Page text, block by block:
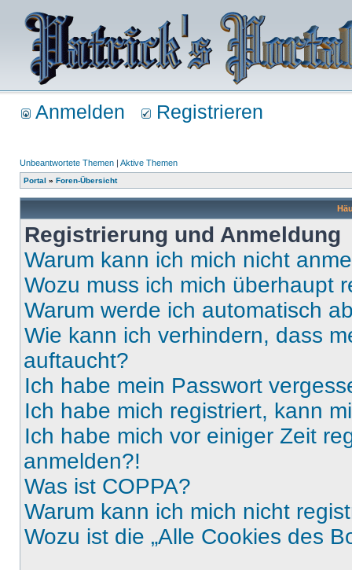
Anmelden Registrieren
Unbeantwortete Themen | Aktive Themen
Portal » Foren-Übersicht
Registrierung und Anmeldung
Warum kann ich mich nicht
Wozu muss ich mich überhaupt
Warum werde ich automatisch
Wie kann ich verhindern, dass
auftaucht?
Ich habe mein Passwort
Ich habe mich registriert, kann
Ich habe mich vor einiger Zeit
anmelden?!
Was ist COPPA?
Warum kann ich mich nicht
Wozu ist die „Alle Cookies des